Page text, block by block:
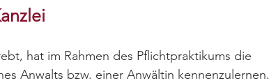
hat im Rahmen des Pflichtpraktikums die
Anwalts bzw. einer Anwältin kennenzulernen.